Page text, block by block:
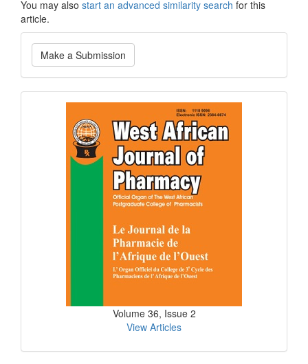
You may also start an advanced similarity search for this
article.
Make
a
Submission
Make a Submission
Current
Issue
Volume 36, Issue 2
View Articles